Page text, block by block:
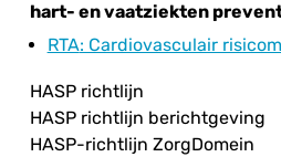
hart- en vaatziekten
RTA: Cardiovasculair
HASP richtlijn
HASP richtlijn berichtgeving
HASP-richtlijn ZorgDomein